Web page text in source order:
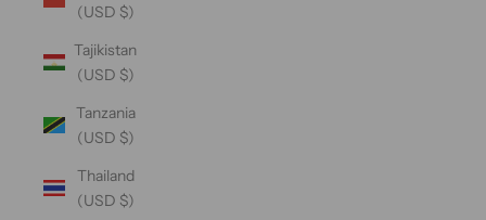
(USD $)
Tajikistan
(USD $)
Tanzania
(USD $)
Thailand
(USD $)